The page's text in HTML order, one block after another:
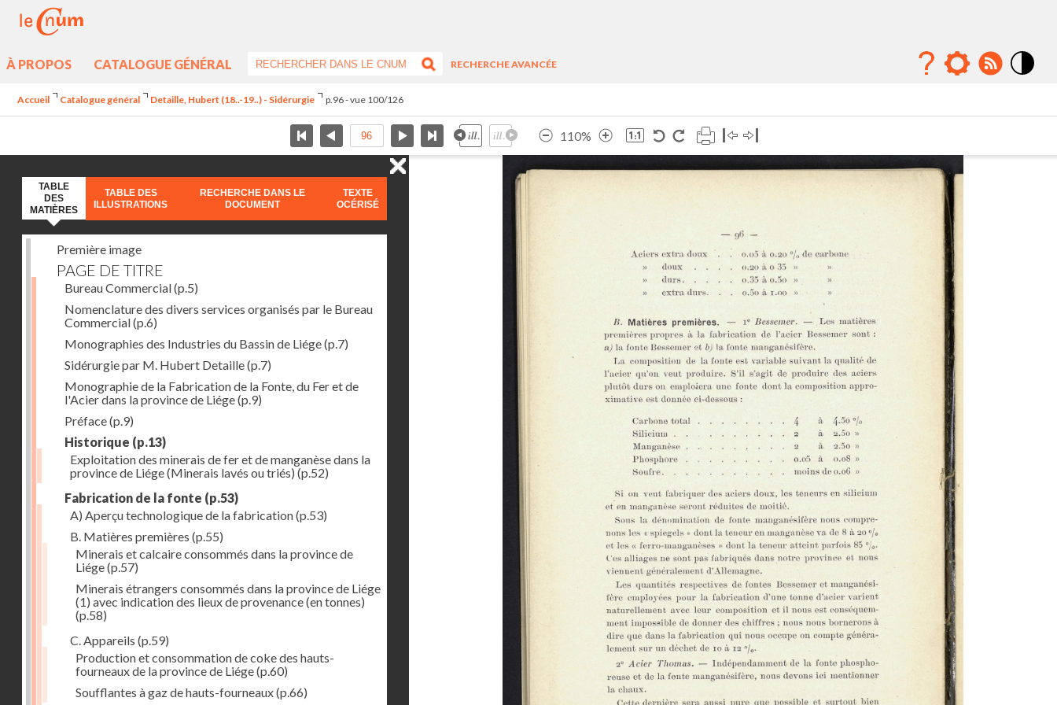
À PROPOS CATALOGUE GÉNÉRAL
RECHERCHE AVANCÉE
Accueil Catalogue général Detaille, Hubert (18..-19..) - Sidérurgie p.96 - vue 100/126
110%
TABLE
DES
MATIÈRES
TABLE DES
ILLUSTRATIONS
RECHERCHE DANS LE
DOCUMENT
TEXTE
OCÉRISÉ
Première image
PAGE DE TITRE
Bureau Commercial(p.5)
Nomenclature des divers services organisés par le Bureau
Commercial(p.6)
Monographies des Industries du Bassin de Liége(p.7)
Sidérurgie par M. Hubert Detaille(p.7)
Monographie de la Fabrication de la Fonte, du Fer et de
l'Acier dans la province de Liége(p.9)
Préface(p.9)
Historique (p.13)
Exploitation des minerais de fer et de manganèse dans la
province de Liége (Minerais lavés ou triés) (p.52)
Fabrication de la fonte (p.53)
A) Aperçu technologique de la fabrication(p.53)
B. Matières premières (p.55)
Minerais et calcaire consommés dans la province de
Liége(p.57)
Minerais étrangers consommés dans la province de Liége
(1) avec indication des lieux de provenance (en tonnes)
(p.58)
C. Appareils (p.59)
Production et consommation de coke des hauts-
fourneaux de la province de Liége(p.60)
Soufflantes à gaz de hauts-fourneaux(p.66)